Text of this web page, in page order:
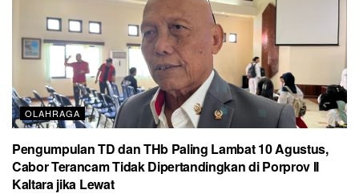
OLAHRAGA
Pengumpulan TD dan THb Paling Lambat 10 Agustus,
Cabor Terancam Tidak Dipertandingkan di Porprov II
Kaltara jika Lewat